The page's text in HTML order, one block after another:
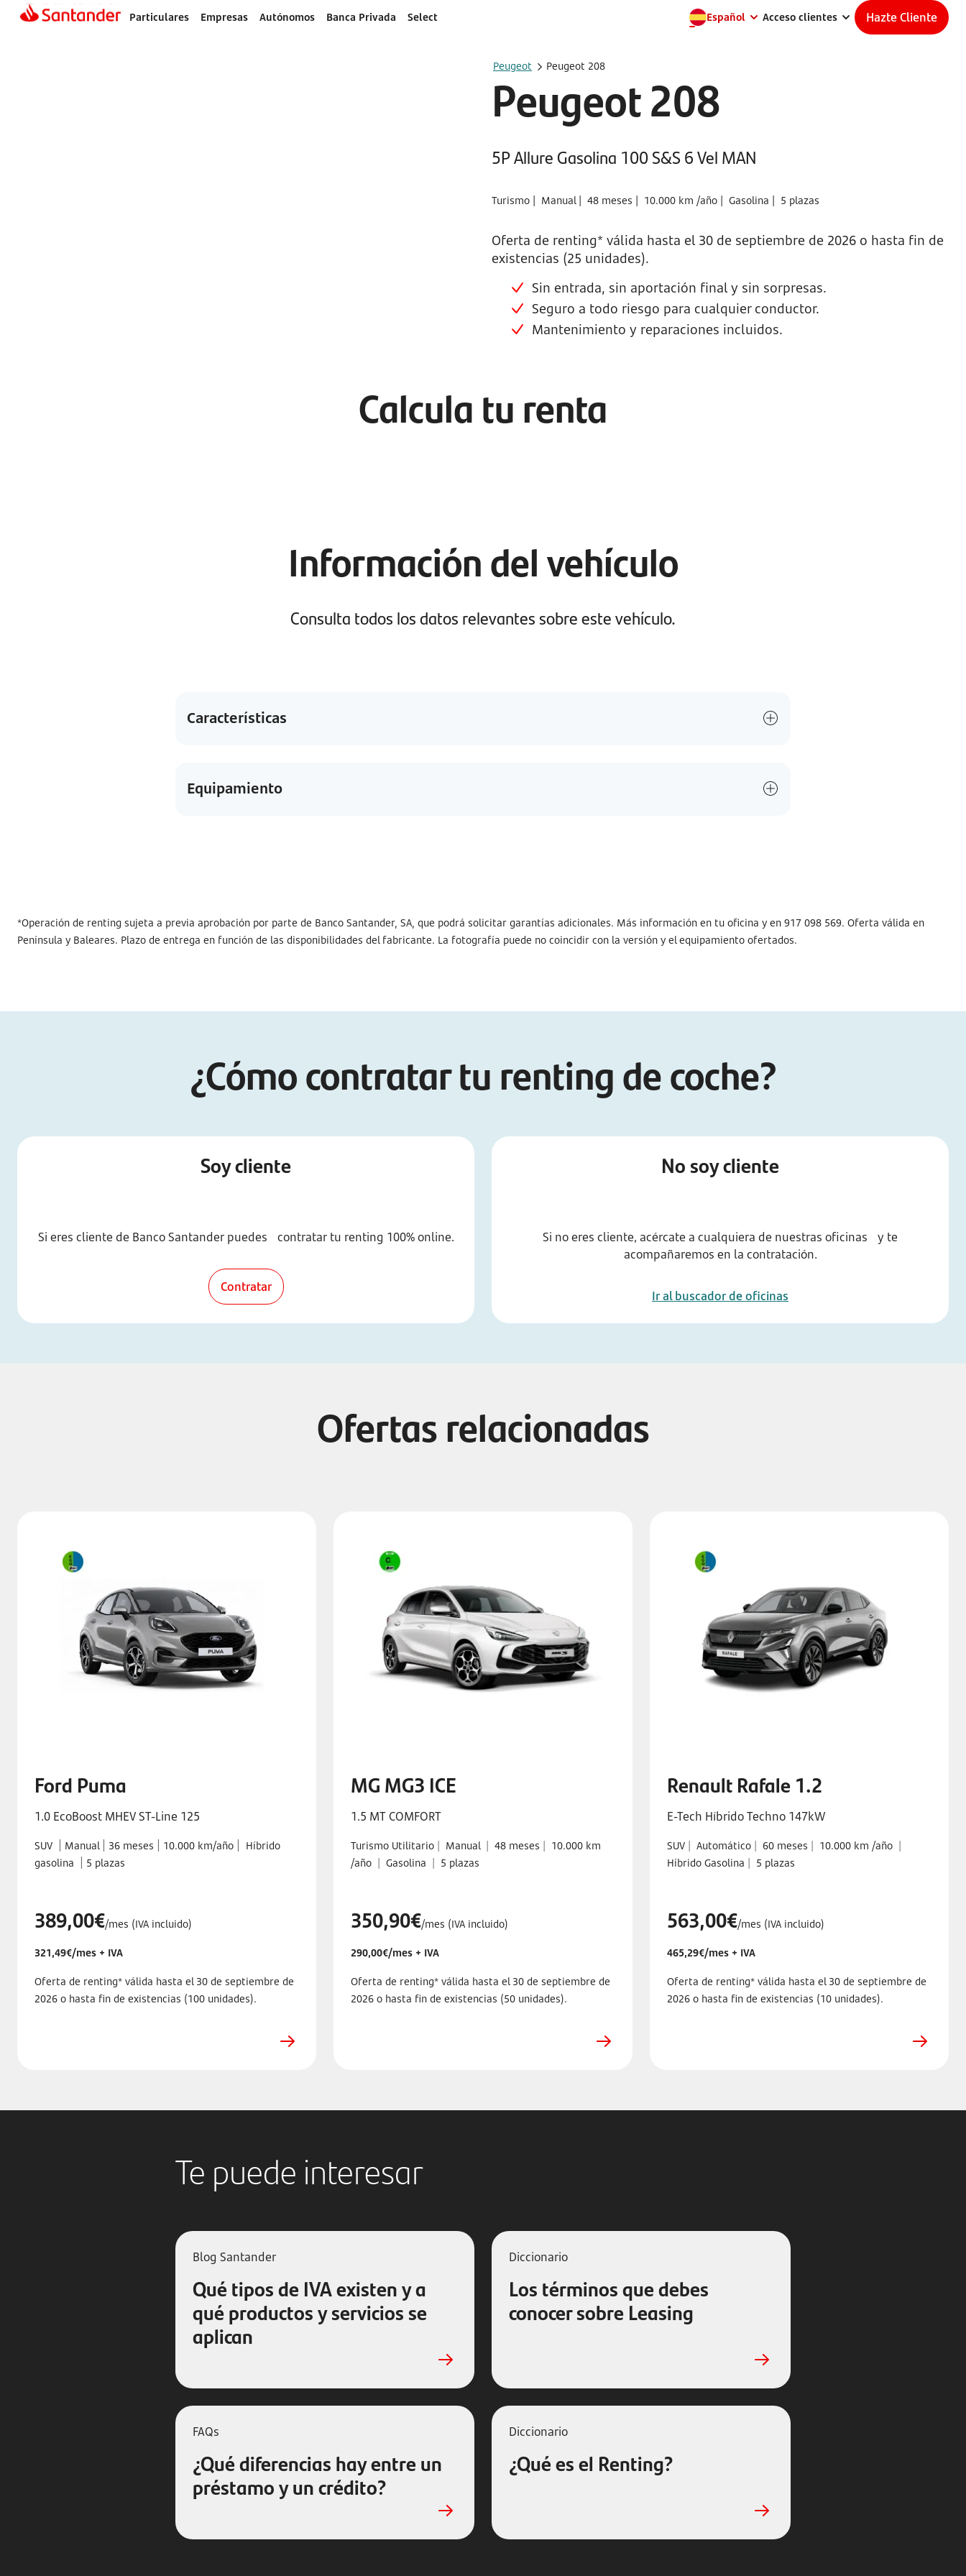
Particulares Empresas Autónomos Banca Privada Select Español Acceso clientes Hazte Cliente
Peugeot Peugeot 208
Peugeot 208
5P Allure Gasolina 100 S&S 6 Vel MAN
Turismo | Manual | 48 meses | 10.000 km /año | Gasolina | 5 plazas
Oferta de renting* válida hasta el 30 de septiembre de 2026 o hasta fin de
existencias (25 unidades).
Sin entrada, sin aportación final y sin sorpresas.
Seguro a todo riesgo para cualquier conductor.
Mantenimiento y reparaciones incluidos.
Calcula tu renta
Información del vehículo
Consulta todos los datos relevantes sobre este vehículo.
Características
Equipamiento
*Operación de renting sujeta a previa aprobación por parte de Banco Santander, SA, que podrá solicitar garantías adicionales. Más información en tu oficina y en 917 098 569. Oferta válida en
Península y Baleares. Plazo de entrega en función de las disponibilidades del fabricante. La fotografía puede no coincidir con la versión y el equipamiento ofertados.
¿Cómo contratar tu renting de coche?
Soy cliente
Si eres cliente de Banco Santander puedes contratar tu renting 100% online.
Contratar
No soy cliente
Si no eres cliente, acércate a cualquiera de nuestras oficinas y te
acompañaremos en la contratación.
Ir al buscador de oficinas
Ofertas relacionadas
Ford Puma
1.0 EcoBoost MHEV ST-Line 125
SUV Manual 36 meses 10.000 km/año
Híbrido
gasolina
5 plazas
389,00€/mes (IVA incluido)
321,49€/mes + IVA
Oferta de renting* válida hasta el 30 de septiembre de
2026 o hasta fin de existencias (100 unidades).
MG MG3 ICE
1.5 MT COMFORT
Turismo Utilitario | Manual | 48 meses | 10.000 km
/año | Gasolina | 5 plazas
350,90€/mes (IVA incluido)
290,00€/mes + IVA
Oferta de renting* válida hasta el 30 de septiembre de
2026 o hasta fin de existencias (50 unidades).
Renault Rafale 1.2
E-Tech Híbrido Techno 147kW
SUV | Automático | 60 meses | 10.000 km /año |
Híbrido Gasolina | 5 plazas
563,00€/mes (IVA incluido)
465,29€/mes + IVA
Oferta de renting* válida hasta el 30 de septiembre de
2026 o hasta fin de existencias (10 unidades).
Te puede interesar
Blog Santander
Qué tipos de IVA existen y a
qué productos y servicios se
aplican
Diccionario
Los términos que debes
conocer sobre Leasing
FAQs
¿Qué diferencias hay entre un
préstamo y un crédito?
Diccionario
¿Qué es el Renting?